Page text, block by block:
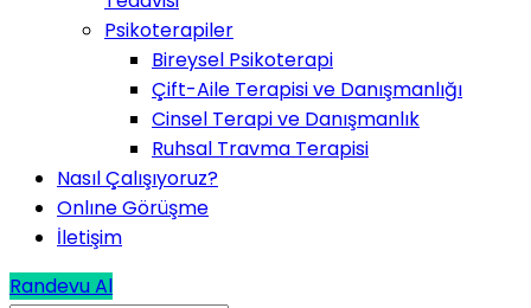
Psikoterapiler
Bireysel Psikoterapi
Çift-Aile Terapisi ve Danışmanlığı
Cinsel Terapi ve Danışmanlık
Ruhsal Travma Terapisi
Nasıl Çalışıyoruz?
Onlıne Görüşme
İletişim
Randevu Al